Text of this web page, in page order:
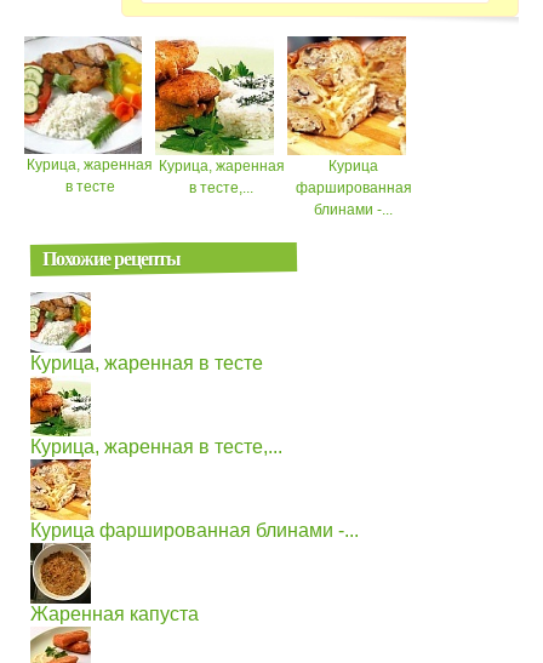
Курица, жаренная
в тесте
Курица, жаренная
в тесте,...
Курица
фаршированная
блинами -...
Похожие рецепты
Курица, жаренная в тесте
Курица, жаренная в тесте,...
Курица фаршированная блинами -...
Жаренная капуста